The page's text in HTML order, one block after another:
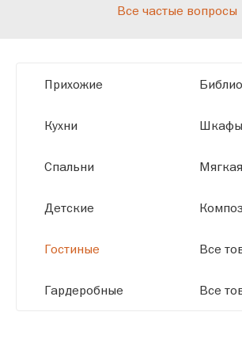
высокотехнологичному
размерам.
Все частые вопросы
Прихожие
Кухни
Спальни
Детские
Гостиные
Гардеробные
Все
Все